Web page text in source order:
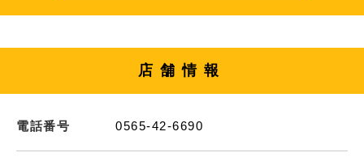
店舗情報
電話番号 0565-42-6690